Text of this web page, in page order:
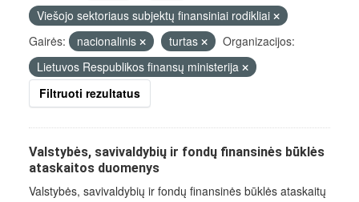
Viešojo sektoriaus subjektų finansiniai rodikliai
Gairės:
nacionalinis turtas
Organizacijos:
Lietuvos Respublikos finansų ministerija
Filtruoti rezultatus
Valstybės, savivaldybių ir fondų finansinės būklės
ataskaitos duomenys
Valstybės, savivaldybių ir fondų finansinės būklės ataskaitų